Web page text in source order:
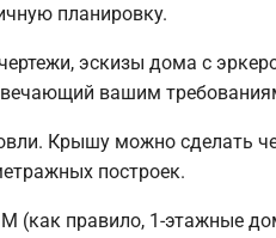
планировку.
эскизы дома с
вашим
Крышу можно сделать
построек.
правило, 1-этажные